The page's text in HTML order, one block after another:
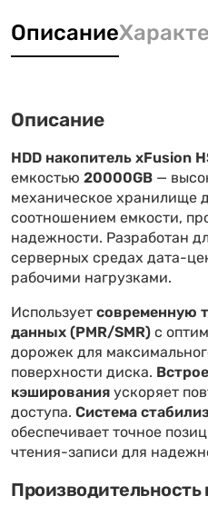
Описание
Описание
HDD накопитель xFusion
емкостью 20000GB —
механическое хранилище
соотношением емкости,
надежности. Разработан
серверных средах дата-
рабочими нагрузками.
Используетсовременную
данных (PMR/SMR)с
дорожек для
поверхности диска.
кэшированияускоряет
доступа. Система
обеспечивает точное
чтения-записи для
Производительность